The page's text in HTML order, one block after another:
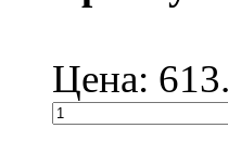
Цена: